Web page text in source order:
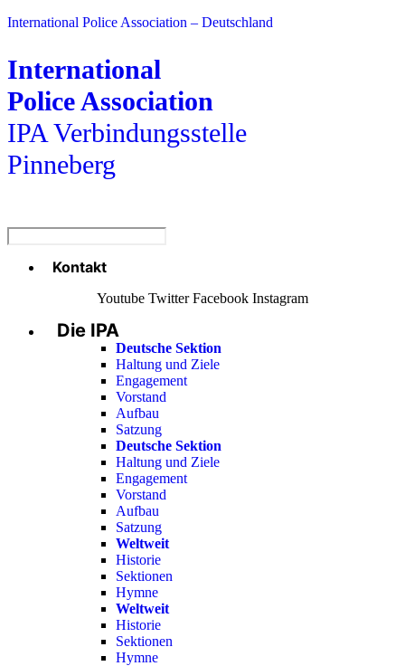
International Police Association – Deutschland
International
Police Association
IPA Verbindungsstelle
Pinneberg
Menü Kontakt
Youtube Twitter Facebook Instagram
Menu
Die IPA
Deutsche Sektion
Haltung und Ziele
Engagement
Vorstand
Aufbau
Satzung
Deutsche Sektion
Haltung und Ziele
Engagement
Vorstand
Aufbau
Satzung
Weltweit
Historie
Sektionen
Hymne
Weltweit
Historie
Sektionen
Hymne